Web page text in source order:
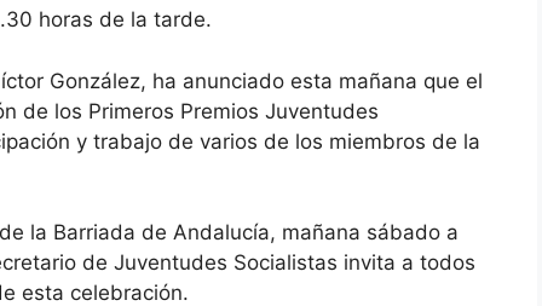
horas de la tarde.
González, ha anunciado esta mañana que el
de los Primeros Premios Juventudes
y trabajo de varios de los miembros de la
la Barriada de Andalucía, mañana sábado a
de Juventudes Socialistas invita a todos
esta celebración.